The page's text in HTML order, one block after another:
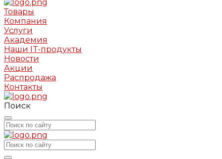
Товары
Компания
Услуги
Академия
Наши IT-продукты
Новости
Акции
Распродажа
Контакты
Поиск